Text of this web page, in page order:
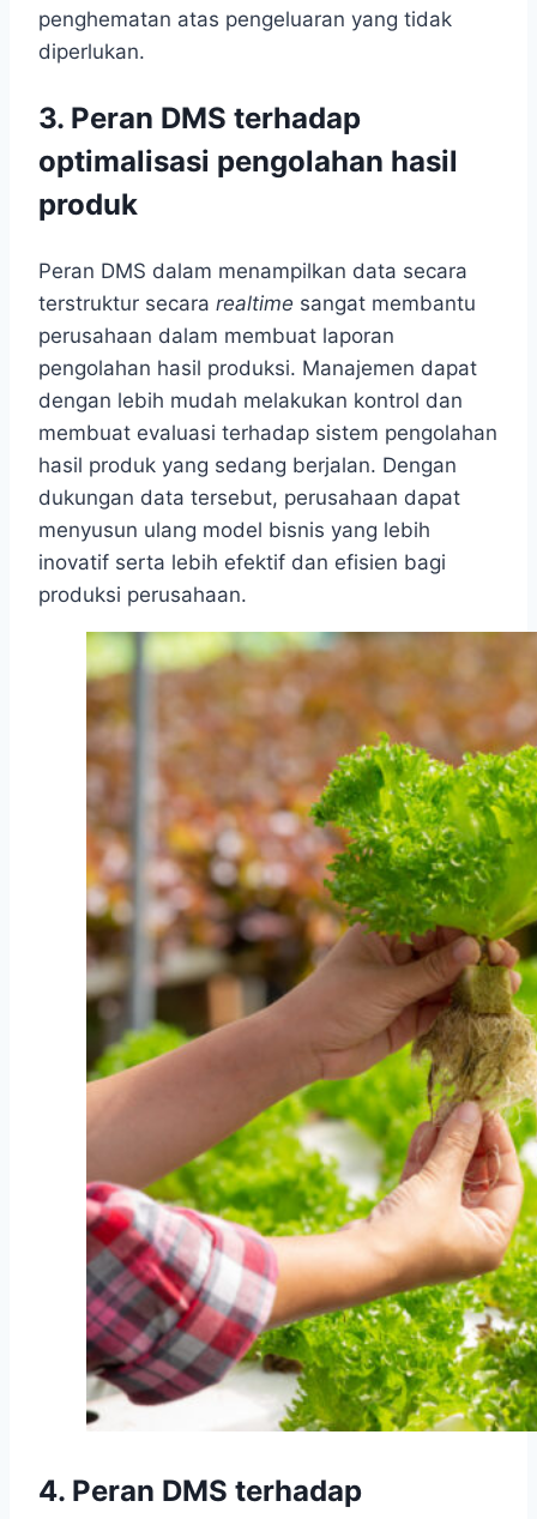
penghematan atas pengeluaran yang tidak
diperlukan.
3. Peran DMS terhadap
optimalisasi pengolahan hasil
produk
Peran DMS dalam menampilkan data secara
terstruktur secara realtime sangat membantu
perusahaan dalam membuat laporan
pengolahan hasil produksi. Manajemen dapat
dengan lebih mudah melakukan kontrol dan
membuat evaluasi terhadap sistem pengolahan
hasil produk yang sedang berjalan. Dengan
dukungan data tersebut, perusahaan dapat
menyusun ulang model bisnis yang lebih
inovatif serta lebih efektif dan efisien bagi
produksi perusahaan.
4. Peran DMS terhadap